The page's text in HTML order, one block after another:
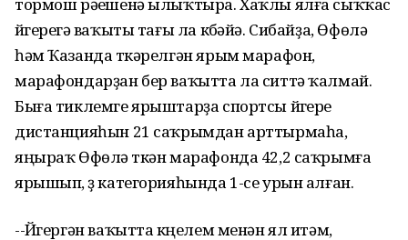
йүгереүгә ваҡыты тағы ла күбәйә. Сибайҙа, Өфөлә
һәм Ҡазанда үткәрелгән ярым марафон,
марафондарҙан бер ваҡытта ла ситтә ҡалмай.
Быға тиклемге ярыштарҙа спортсы йүгереү
дистанцияһын 21 саҡрымдан арттырмаһа,
яңыраҡ Өфөлә үткән марафонда 42,2 саҡрымға
ярышып, үҙ категорияһында 1-се урын алған.
--Йүгергән ваҡытта күңелем менән ял итәм,